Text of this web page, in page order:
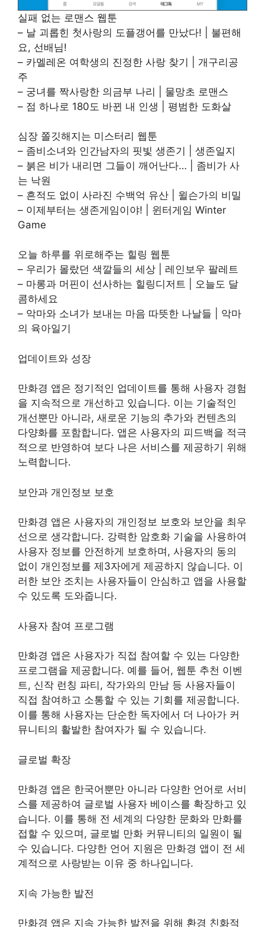
실패 없는 로맨스 웹툰
– 날 괴롭힌 첫사랑의 도플갱어를 만났다! | 불편해
요, 선배님!
– 카멜레온 여학생의 진정한 사랑 찾기 | 개구리공
주
– 궁녀를 짝사랑한 의금부 나리 | 물망초 로맨스
– 점 하나로 180도 바뀐 내 인생 | 평범한 도화살
심장 쫄깃해지는 미스터리 웹툰
– 좀비소녀와 인간남자의 핏빛 생존기 | 생존일지
– 붉은 비가 내리면 그들이 깨어난다… | 좀비가 사
는 낙원
– 흔적도 없이 사라진 수백억 유산 | 윌슨가의 비밀
– 이제부터는 생존게임이야! | 윈터게임 Winter
Game
오늘 하루를 위로해주는 힐링 웹툰
– 우리가 몰랐던 색깔들의 세상 | 레인보우 팔레트
– 마롱과 머핀이 선사하는 힐링디저트 | 오늘도 달
콤하세요
– 악마와 소녀가 보내는 마음 따뜻한 나날들 | 악마
의 육아일기
업데이트와 성장
만화경 앱은 정기적인 업데이트를 통해 사용자 경험
을 지속적으로 개선하고 있습니다. 이는 기술적인
개선뿐만 아니라, 새로운 기능의 추가와 컨텐츠의
다양화를 포함합니다. 앱은 사용자의 피드백을 적극
적으로 반영하여 보다 나은 서비스를 제공하기 위해
노력합니다.
보안과 개인정보 보호
만화경 앱은 사용자의 개인정보 보호와 보안을 최우
선으로 생각합니다. 강력한 암호화 기술을 사용하여
사용자 정보를 안전하게 보호하며, 사용자의 동의
없이 개인정보를 제3자에게 제공하지 않습니다. 이
러한 보안 조치는 사용자들이 안심하고 앱을 사용할
수 있도록 도와줍니다.
사용자 참여 프로그램
만화경 앱은 사용자가 직접 참여할 수 있는 다양한
프로그램을 제공합니다. 예를 들어, 웹툰 추천 이벤
트, 신작 런칭 파티, 작가와의 만남 등 사용자들이
직접 참여하고 소통할 수 있는 기회를 제공합니다.
이를 통해 사용자는 단순한 독자에서 더 나아가 커
뮤니티의 활발한 참여자가 될 수 있습니다.
글로벌 확장
만화경 앱은 한국어뿐만 아니라 다양한 언어로 서비
스를 제공하여 글로벌 사용자 베이스를 확장하고 있
습니다. 이를 통해 전 세계의 다양한 문화와 만화를
접할 수 있으며, 글로벌 만화 커뮤니티의 일원이 될
수 있습니다. 다양한 언어 지원은 만화경 앱이 전 세
계적으로 사랑받는 이유 중 하나입니다.
지속 가능한 발전
만화경 앱은 지속 가능한 발전을 위해 환경 친화적